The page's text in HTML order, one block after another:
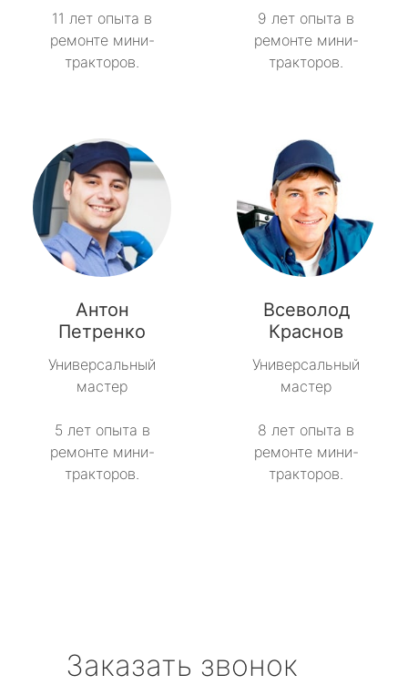
11 лет опыта в
ремонте мини-
тракторов.
9 лет опыта в
ремонте мини-
тракторов.
Антон
Петренко
Универсальный
мастер
5 лет опыта в
ремонте мини-
тракторов.
Всеволод
Краснов
Универсальный
мастер
8 лет опыта в
ремонте мини-
тракторов.
Заказать звонок